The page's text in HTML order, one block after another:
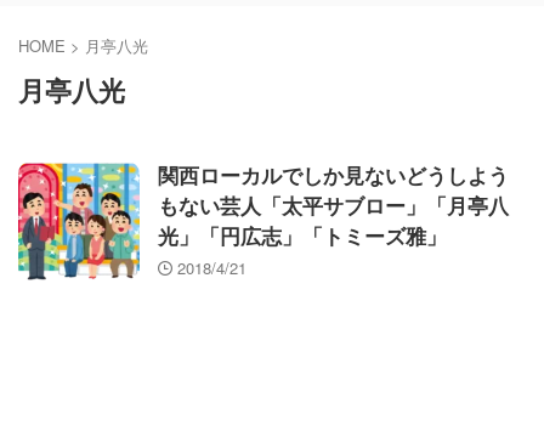
HOME > 月亭八光
月亭八光
関西ローカルでしか見ないどうしよう
もない芸人「太平サブロー」「月亭八
光」「円広志」「トミーズ雅」
2018/4/21